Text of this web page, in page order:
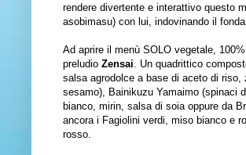
rendere divertente e interattivo questo
asobimasu) con lui, indovinando il
Ad aprire il menù SOLO vegetale,
preludio Zensai . Un quadrittico
salsa agrodolce a base di aceto di
sesamo), Bainikuzu Yamaimo (spinaci
bianco, mirin, salsa di soia oppure da
ancora i Fagiolini verdi, miso bianco e
rosso.